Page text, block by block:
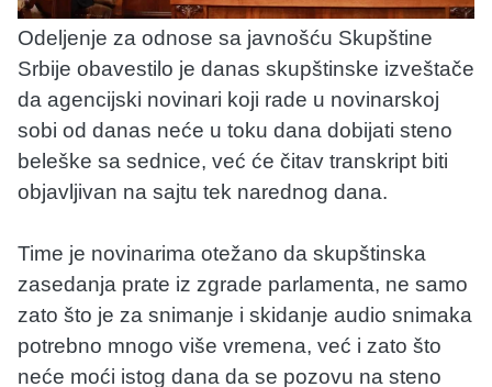
Odeljenje za odnose sa javnošću Skupštine
Srbije obavestilo je danas skupštinske izveštače
da agencijski novinari koji rade u novinarskoj
sobi od danas neće u toku dana dobijati steno
beleške sa sednice, već će čitav transkript biti
objavljivan na sajtu tek narednog dana.
Time je novinarima otežano da skupštinska
zasedanja prate iz zgrade parlamenta, ne samo
zato što je za snimanje i skidanje audio snimaka
potrebno mnogo više vremena, već i zato što
neće moći istog dana da se pozovu na steno